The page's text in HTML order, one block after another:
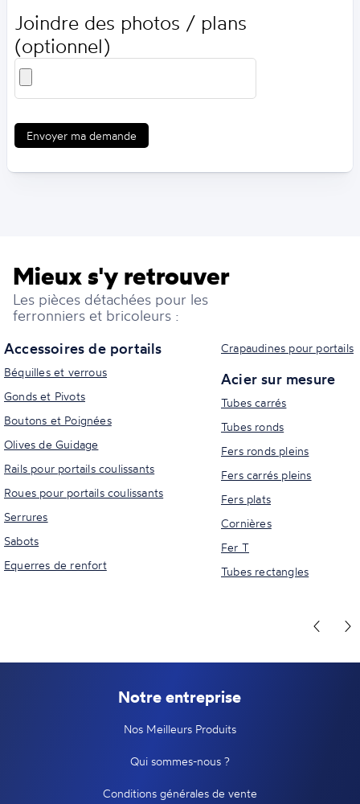
Joindre des photos / plans
(optionnel)
Envoyer ma demande
Mieux s'y retrouver
Les pièces détachées pour les
ferronniers et bricoleurs :
Accessoires de portails
Béquilles et verrous
Gonds et Pivots
Boutons et Poignées
Olives de Guidage
Rails pour portails coulissants
Roues pour portails coulissants
Serrures
Sabots
Equerres de renfort
Crapaudines pour portails
Acier sur mesure
Tubes carrés
Tubes ronds
Fers ronds pleins
Fers carrés pleins
Fers plats
Cornières
Fer T
Tubes rectangles
Notre entreprise
Nos Meilleurs Produits
Qui sommes-nous ?
Conditions générales de vente